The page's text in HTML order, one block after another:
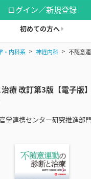
ログイン／新規登録
初めての方へ
・内科系 神経内科
不随意
療 改訂第3版【電子版】
学連携センター研究推進部